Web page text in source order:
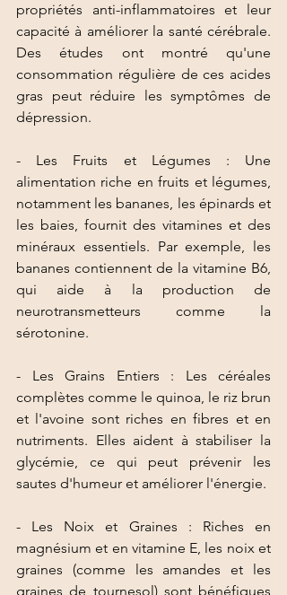
propriétés anti-inflammatoires et leur
capacité à améliorer la santé cérébrale.
Des études ont montré qu'une
consommation régulière de ces acides
gras peut réduire les symptômes de
dépression.
- Les Fruits et Légumes : Une
alimentation riche en fruits et légumes,
notamment les bananes, les épinards et
les baies, fournit des vitamines et des
minéraux essentiels. Par exemple, les
bananes contiennent de la vitamine B6,
qui aide à la production de
neurotransmetteurs comme la
sérotonine.
- Les Grains Entiers : Les céréales
complètes comme le quinoa, le riz brun
et l'avoine sont riches en fibres et en
nutriments. Elles aident à stabiliser la
glycémie, ce qui peut prévenir les
sautes d'humeur et améliorer l'énergie.
- Les Noix et Graines : Riches en
magnésium et en vitamine E, les noix et
graines (comme les amandes et les
graines de tournesol) sont bénéfiques